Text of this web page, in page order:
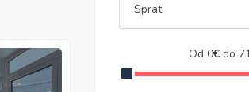
Sprat
Od 0€ do